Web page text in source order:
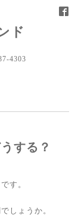
ド
4303
する？
す。
しょうか。